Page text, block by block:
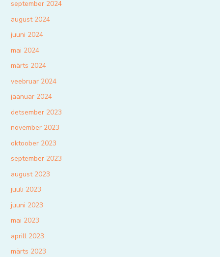
september 2024
august 2024
juuni 2024
mai 2024
märts 2024
veebruar 2024
jaanuar 2024
detsember 2023
november 2023
oktoober 2023
september 2023
august 2023
juuli 2023
juuni 2023
mai 2023
aprill 2023
märts 2023